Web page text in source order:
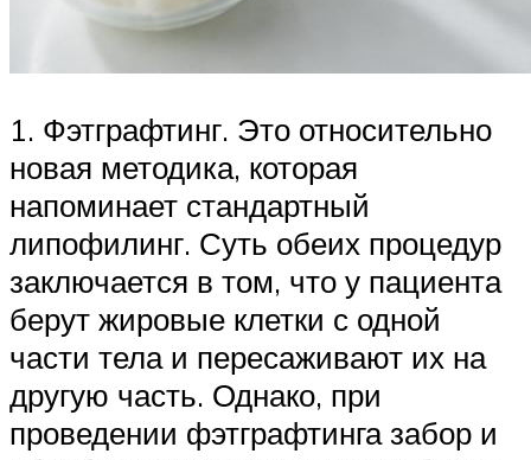
1. Фэтграфтинг. Это относительно
новая методика, которая
напоминает стандартный
липофилинг. Суть обеих процедур
заключается в том, что у пациента
берут жировые клетки с одной
части тела и пересаживают их на
другую часть. Однако, при
проведении фэтграфтинга забор и